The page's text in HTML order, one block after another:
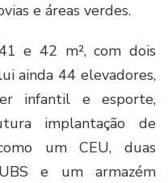
e áreas verdes.
e 42 m², com dois
ainda 44 elevadores,
infantil e esporte,
implantação de
um CEU, duas
e um armazém